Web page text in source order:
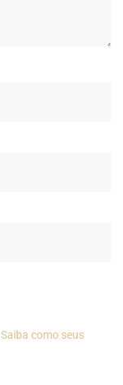
Saiba como seus